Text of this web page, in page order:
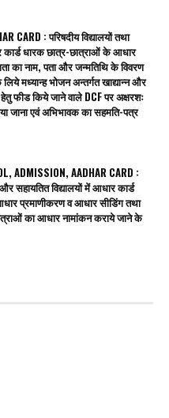
CARD : परिषदीय विद्यालयों तथा
कार्ड धारक छात्र-छात्राओं के आधार
का नाम, पता और जन्मतिथि के विवरण
मध्यान्ह भोजन अन्तर्गत खाद्यान्न और
फीड किये जाने वाले DCF पर अक्षरशः
जाना एवं अभिभावक का सहमति-पत्र
ADMISSION, AADHAR CARD :
सहायतित विद्यालयों में आधार कार्ड
प्रमाणीकरण व आधार सीडिंग तथा
का आधार नामांकन कराये जाने के